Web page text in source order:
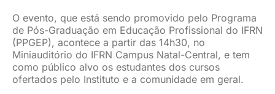
O evento, que está sendo promovido pelo Programa
de Pós-Graduação em Educação Profissional do IFRN
(PPGEP), acontece a partir das 14h30, no
Miniauditório do IFRN Campus Natal-Central, e tem
como público alvo os estudantes dos cursos
ofertados pelo Instituto e a comunidade em geral.